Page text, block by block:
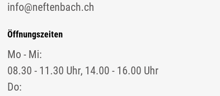
info@neftenbach.ch
Öffnungszeiten
Mo - Mi:
08.30 - 11.30 Uhr, 14.00 - 16.00 Uhr
Do: